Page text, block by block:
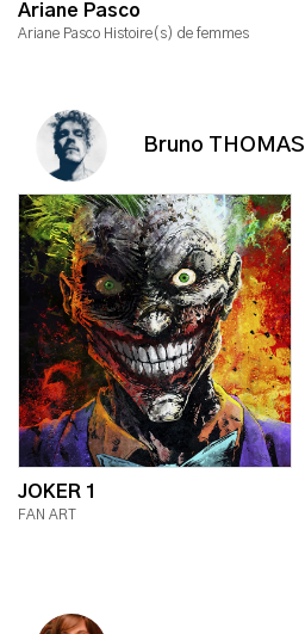
Ariane Pasco
Ariane Pasco Histoire(s) de femmes
Bruno THOMAS
JOKER 1
FAN ART